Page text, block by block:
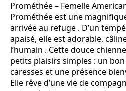
Prométhée – Femelle
Prométhée est une
arrivée au refuge . D’un
apaisé, elle est adorable,
l’humain . Cette douce
petits plaisirs simples : un
caresses et une présence
Elle rêve d’une vie de